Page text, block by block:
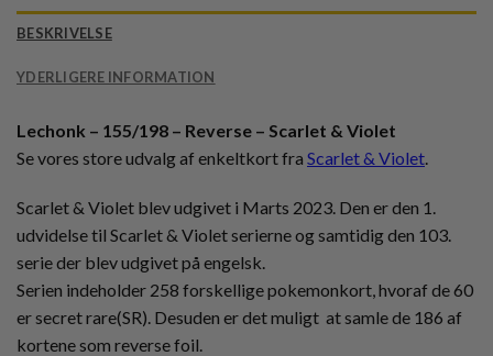
BESKRIVELSE
YDERLIGERE INFORMATION
Lechonk – 155/198 – Reverse – Scarlet & Violet
Se vores store udvalg af enkeltkort fra Scarlet & Violet
Scarlet & Violet blev udgivet i Marts 2023. Den er den 1.
udvidelse til Scarlet & Violet serierne og samtidig den 103.
serie der blev udgivet på engelsk.
Serien indeholder 258 forskellige pokemonkort, hvoraf de 60
er secret rare(SR). Desuden er det muligt at samle de 186 af
kortene som reverse foil.